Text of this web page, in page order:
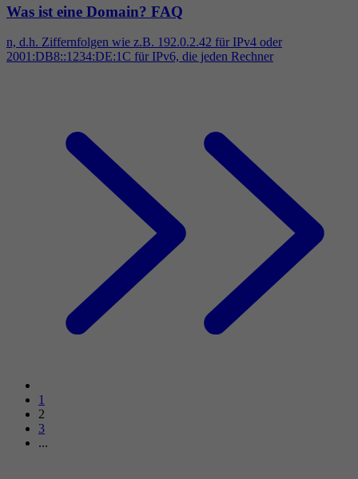
Was ist eine Domain? FAQ
n, d.h. Ziffernfolgen wie z.B. 192.0.2.42 für IPv4 oder
2001:DB8::1234:DE:1C für IPv6, die jeden Rechner
1
2
3
...